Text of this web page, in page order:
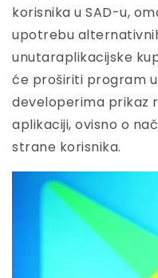
korisnika u SAD-u,
upotrebu
unutaraplikacijske
će proširiti program
developerima prikaz
aplikaciji, ovisno o
strane korisnika.